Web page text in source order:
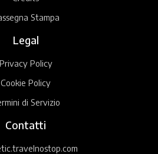
Stampa
Legal
Privacy Policy
Cookie Policy
di Servizio
Contatti